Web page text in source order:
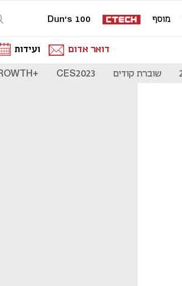
מוסף Dun's 100
דואר אדום ועידות
שוברת קודים CES2023
+GROWTH